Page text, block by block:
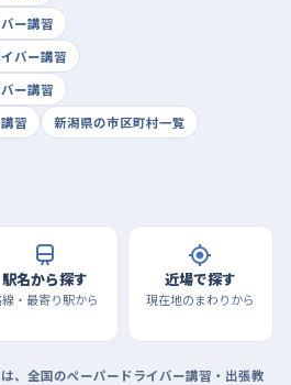
ー講習
バー講習
ー講習
習
新潟県の市区町村一覧
駅名から探す
線・最寄り駅から
近場で探す
現在地のまわりから
、全国のペーパードライバー講習・出張教